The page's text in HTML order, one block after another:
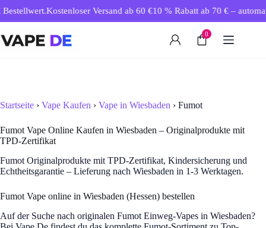
Inhalt
Kostenloser Versand ab 60 € 10 % Rabatt ab 70 € –
0
Startseite › Vape Kaufen › Vape in Wiesbaden › Fumot
Fumot Vape Online Kaufen in Wiesbaden – Originalprodukte mit
TPD-Zertifikat
Fumot Originalprodukte mit TPD-Zertifikat, Kindersicherung und
Echtheitsgarantie – Lieferung nach Wiesbaden in 1-3 Werktagen.
Fumot Vape online in Wiesbaden (Hessen) bestellen
Auf der Suche nach originalen Fumot Einweg-Vapes in Wiesbaden?